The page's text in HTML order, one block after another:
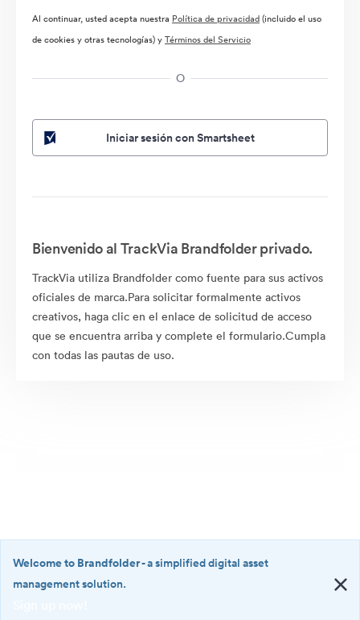
Al continuar, usted acepta nuestra Política de privacidad(incluido el uso
de cookies y otras tecnologías) yTérminos del Servicio
O
Iniciar sesión con Smartsheet
Bienvenido al TrackVia Brandfolder privado.
TrackVia utiliza Brandfolder como fuente para sus activos
oficiales de marca.Para solicitar formalmente activos
creativos, haga clic en el enlace de solicitud de acceso
que se encuentra arriba y complete el formulario.Cumpla
con todas las pautas de uso.
Welcome to Brandfolder- a simplified digital asset
management solution.